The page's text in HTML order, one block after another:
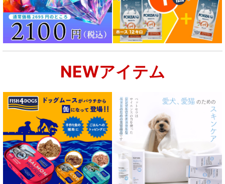
腎臓ケア対応ドッグフード
肝臓ケア対応ドッグフード
肥満ケア対応 フード for DOG
泌尿器ケア対応 フード for DOG
胃腸ケア対応 フード for DOG
NEWアイテム